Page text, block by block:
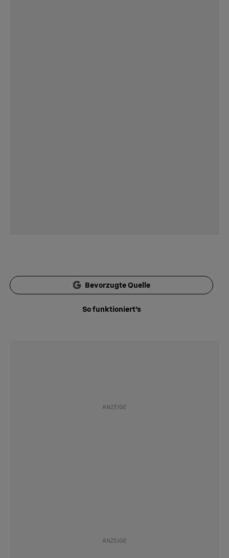
Bevorzugte Quelle
So funktioniert's